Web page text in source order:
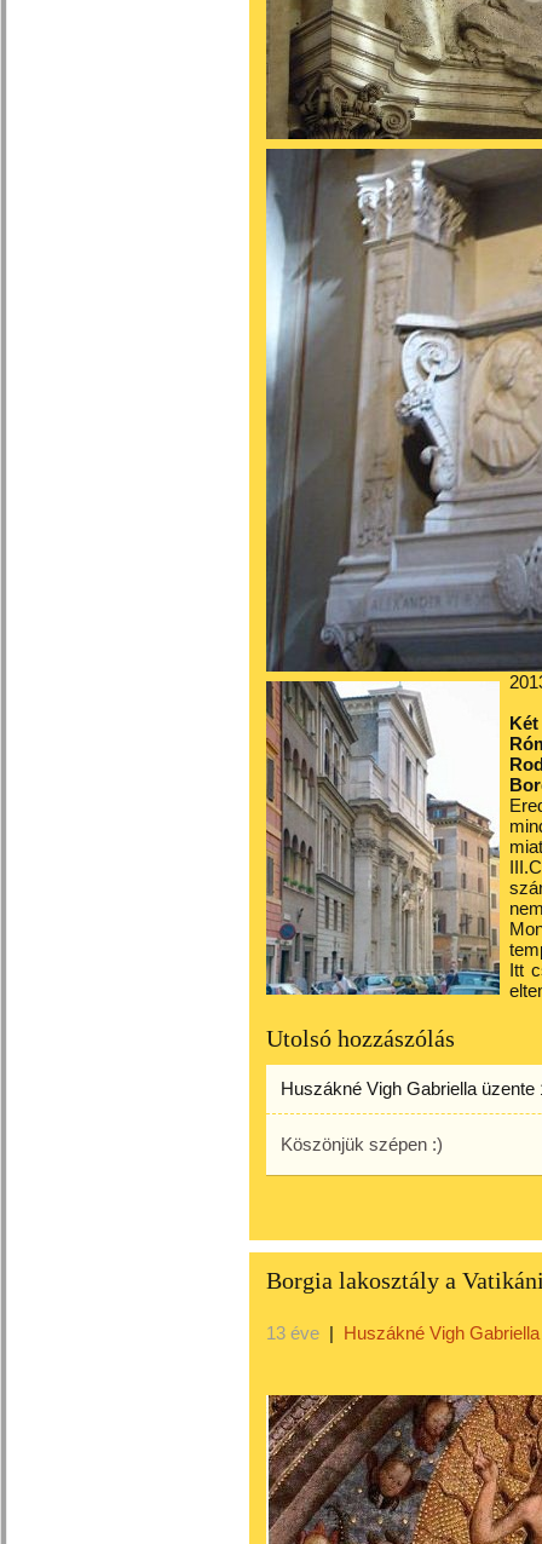
Itt
Utolsó hozzászólás
Huszákné Vigh Gabriella üzente
Köszönjük szépen :)
Borgia lakosztály a
13 éve | Huszákné Vigh Gabriella